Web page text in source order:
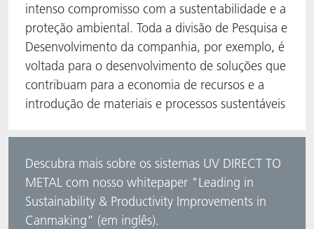
intenso compromisso com a sustentabilidade e a
proteção ambiental. Toda a divisão de Pesquisa e
Desenvolvimento da companhia, por exemplo, é
voltada para o desenvolvimento de soluções que
contribuam para a economia de recursos e a
introdução de materiais e processos sustentáveis
Descubra mais sobre os sistemas UV DIRECT TO
METAL com nosso whitepaper "Leading in
Sustainability & Productivity Improvements in
Canmaking” (em inglês).